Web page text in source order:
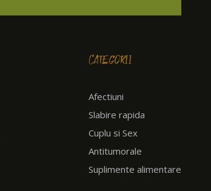
CATEGORII
Afectiuni
Slabire rapida
Cuplu si Sex
Antitumorale
Suplimente alimentare